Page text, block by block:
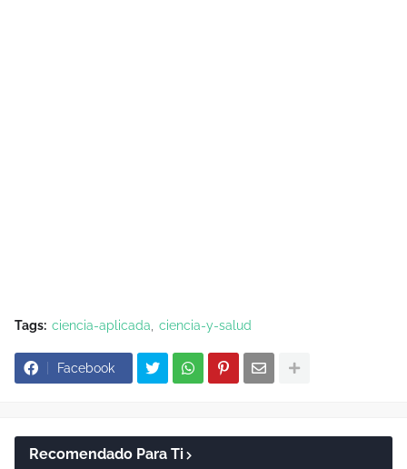
Tags: ciencia-aplicada ciencia-y-salud
Facebook
Recomendado Para Ti